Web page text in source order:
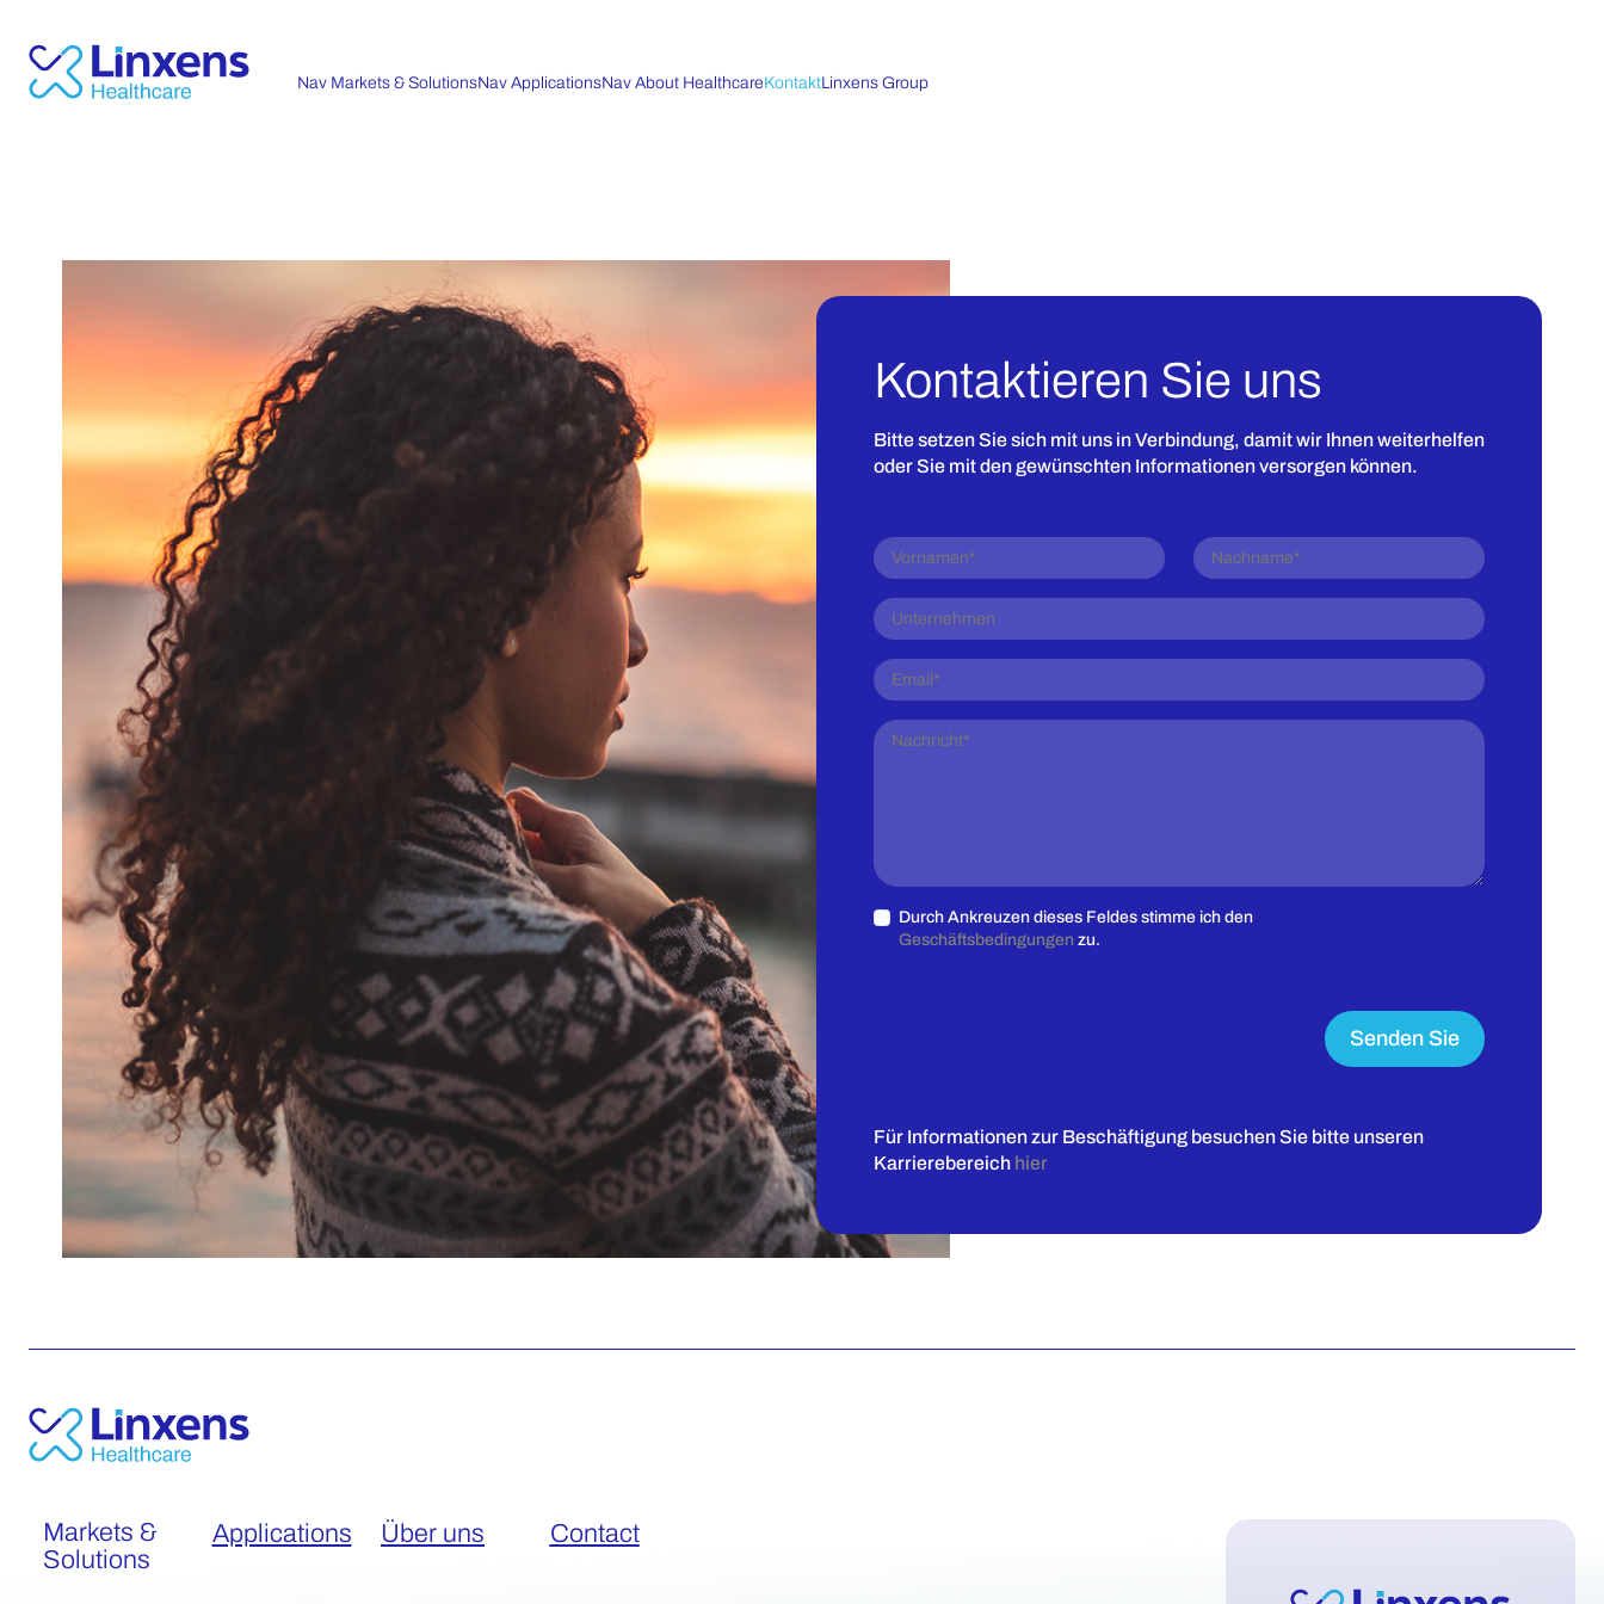
Nav Markets & SolutionsNav ApplicationsNav About HealthcareKontaktLinxens Group
Kontaktieren Sie uns
Bitte setzen Sie sich mit uns in Verbindung, damit wir Ihnen weiterhelfen
oder Sie mit den gewünschten Informationen versorgen können.
Durch Ankreuzen dieses Feldes stimme ich den
Geschäftsbedingungen zu.
Senden Sie
Für Informationen zur Beschäftigung besuchen Sie bitte unseren
Karrierebereich hier
Markets &
Solutions
Applications Über uns Contact